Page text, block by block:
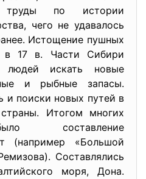
труды по истории
чего не удавалось
Истощение пушных
в 17 в. Части Сибири
людей искать новые
и рыбные запасы.
и поиски новых путей в
Итогом многих
составление
(например «Большой
Составлялись
моря, Дона.